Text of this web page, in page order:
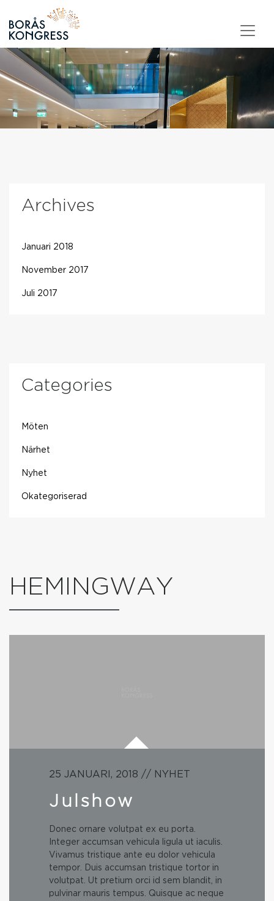
Skip to content
Archives
Januari 2018
November 2017
Juli 2017
Categories
Möten
Närhet
Nyhet
Okategoriserad
HEMINGWAY
25 JANUARI, 2018 // NYHET
Julshow
Donec ornare volutpat ex eu porta.
Integer accumsan vehicula ligula ut iaculis.
Vivamus tristique ante eu dolor vehicula
tempor. Duis accumsan tristique tortor in
volutpat. Ut pretium orci id sem blandit, in
pulvinar mauris tempus. Quisque ac neque